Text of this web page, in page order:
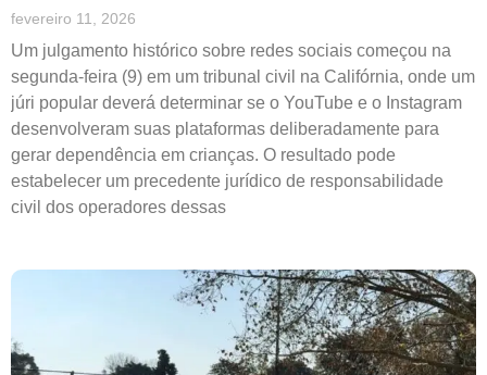
fevereiro 11, 2026
Um julgamento histórico sobre redes sociais começou na
segunda-feira (9) em um tribunal civil na Califórnia, onde um
júri popular deverá determinar se o YouTube e o Instagram
desenvolveram suas plataformas deliberadamente para
gerar dependência em crianças. O resultado pode
estabelecer um precedente jurídico de responsabilidade
civil dos operadores dessas